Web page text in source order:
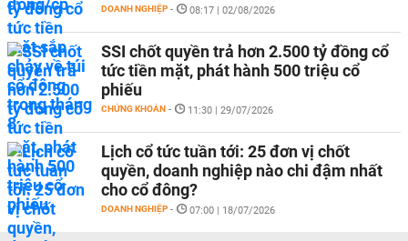
DOANH NGHIỆP - 08:17 | 02/08/2026
SSI chốt quyền trả hơn 2.500 tỷ đồng cổ
tức tiền mặt, phát hành 500 triệu cổ
phiếu
CHỨNG KHOÁN - 11:30 | 29/07/2026
Lịch cổ tức tuần tới: 25 đơn vị chốt
quyền, doanh nghiệp nào chi đậm nhất
cho cổ đông?
DOANH NGHIỆP - 07:00 | 18/07/2026